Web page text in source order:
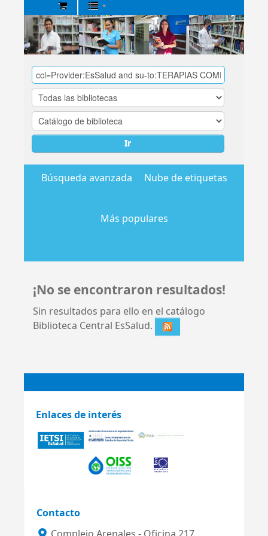
Biblioteca
Central
EsSalud
Ir
Búsqueda avanzada Nube de etiquetas
Más populares
¡No se encontraron resultados!
Sin resultados para ello en el catálogo
Biblioteca Central EsSalud.
Enlaces de interés
Contacto